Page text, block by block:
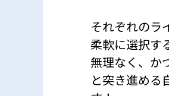
それぞれのラ
柔軟に選択す
無理なく、か
と突き進める